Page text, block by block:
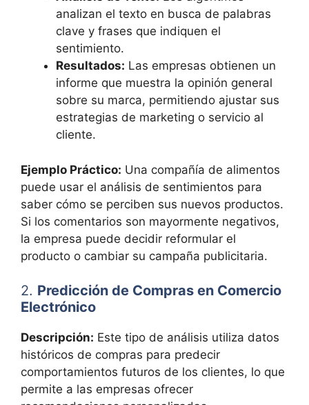
analizan el texto en busca de palabras
clave y frases que indiquen el
sentimiento.
Resultados: Las empresas obtienen un
informe que muestra la opinión general
sobre su marca, permitiendo ajustar sus
estrategias de marketing o servicio al
cliente.
Ejemplo Práctico: Una compañía de alimentos
puede usar el análisis de sentimientos para
saber cómo se perciben sus nuevos productos.
Si los comentarios son mayormente negativos,
la empresa puede decidir reformular el
producto o cambiar su campaña publicitaria.
2. Predicción de Compras en Comercio
Electrónico
Descripción: Este tipo de análisis utiliza datos
históricos de compras para predecir
comportamientos futuros de los clientes, lo que
permite a las empresas ofrecer